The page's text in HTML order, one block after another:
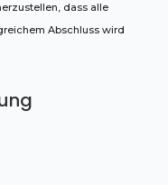
dass alle
Abschluss wird